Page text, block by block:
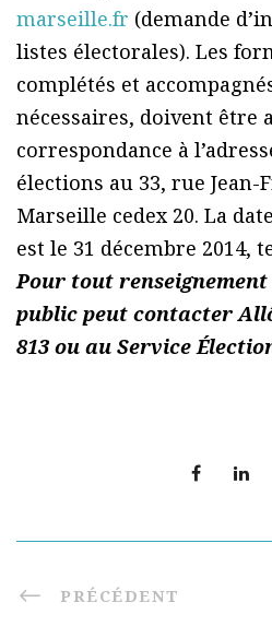
marseille.fr (demande
listes électorales). Les
complétés et
nécessaires, doivent être
correspondance à
élections au 33, rue Jean-
Marseille cedex 20. La
est le 31 décembre 2014,
Pour tout
public peut contacter
813 ou au Service
PRÉCÉDENT